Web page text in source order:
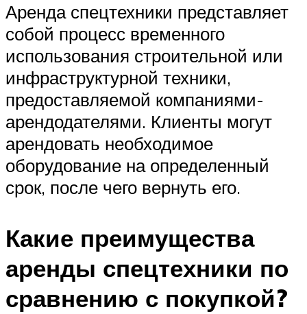
Аренда спецтехники представляет
собой процесс временного
использования строительной или
инфраструктурной техники,
предоставляемой компаниями-
арендодателями. Клиенты могут
арендовать необходимое
оборудование на определенный
срок, после чего вернуть его.
Какие преимущества
аренды спецтехники по
сравнению с покупкой?